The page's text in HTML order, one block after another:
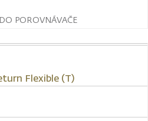
POROVNÁVAČE
Flexible (T)